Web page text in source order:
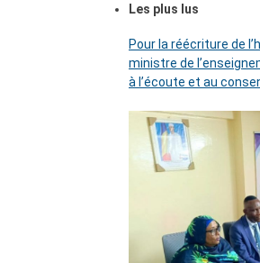
Les plus lus
Pour la réécriture de
ministre de
à l’écoute et au